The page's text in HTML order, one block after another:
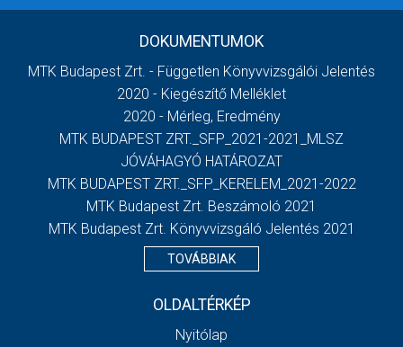
DOKUMENTUMOK
MTK Budapest Zrt. - Független Könyvvizsgálói Jelentés
2020 - Kiegészítő Melléklet
2020 - Mérleg, Eredmény
MTK BUDAPEST ZRT._SFP_2021-2021_MLSZ
JÓVÁHAGYÓ HATÁROZAT
MTK BUDAPEST ZRT._SFP_KERELEM_2021-2022
MTK Budapest Zrt. Beszámoló 2021
MTK Budapest Zrt. Könyvvizsgáló Jelentés 2021
TOVÁBBIAK
OLDALTÉRKÉP
Nyitólap